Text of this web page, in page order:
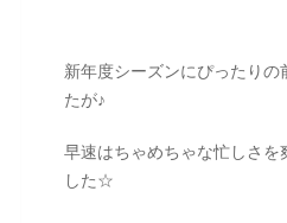
新年度シーズンにぴったり
たが♪
早速はちゃめちゃな忙しさ
した☆